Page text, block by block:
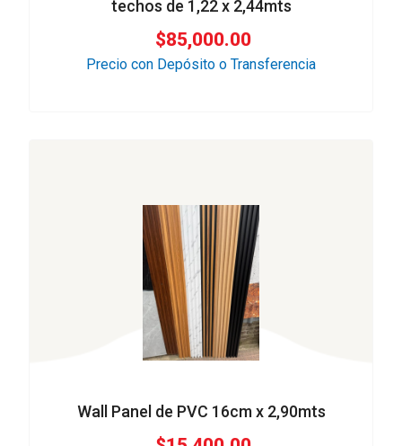
techos de 1,22 x 2,44mts
$85,000.00
Precio con Depósito o Transferencia
Wall Panel de PVC 16cm x 2,90mts